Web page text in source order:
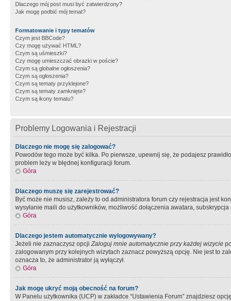
Dlaczego mój post musi być zatwierdzony?
Jak mogę podbić mój temat?
Formatowanie i typy tematów
Czym jest BBCode?
Czy mogę używać HTML?
Czym są uśmieszki?
Czy mogę umieszczać obrazki w poście?
Czym są globalne ogłoszenia?
Czym są ogłoszenia?
Czym są tematy przyklejone?
Czym są tematy zamknięte?
Czym są ikony tematu?
Problemy Logowania i Rejestracji
Dlaczego nie mogę się zalogować?
Powodów tego może być kilka. Po pierwsze, upewnij się, że podajesz
problem leży w błędnej konfiguracji forum.
Góra
Dlaczego muszę się zarejestrować?
Być może nie musisz, zależy to od administratora forum czy rejestracja jest
wysyłanie maili do użytkowników, możliwość dołączenia awatara,
Góra
Dlaczego jestem automatycznie wylogowywany?
Jeżeli nie zaznaczysz opcjiZaloguj mnie automatycznie przy każdej wizycie
zalogowanym przy kolejnych wizytach zaznacz powyższą opcję. Nie jest to
oznacza to, że administrator ją wyłączył.
Góra
Jak mogę ukryć moją obecność na forum?
W Panelu użytkownika (UCP) w zakładce “Ustawienia Forum” znajdziesz